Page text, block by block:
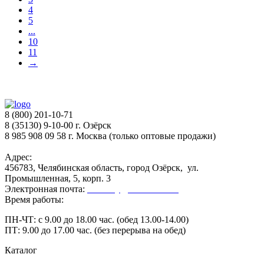
4
5
...
10
11
→
8 (800) 201-10-71
8 (35130) 9-10-00 г. Озёрск
8 985 908 09 58 г. Москва (только оптовые продажи)
Адрес:
456783, Челябинская область, город Озёрск, ул.
Промышленная, 5, корп. 3
Электронная почта:
Время работы:
ПН-ЧТ: с 9.00 до 18.00 час. (обед 13.00-14.00)
ПТ: 9.00 до 17.00 час. (без перерыва на обед)
Каталог